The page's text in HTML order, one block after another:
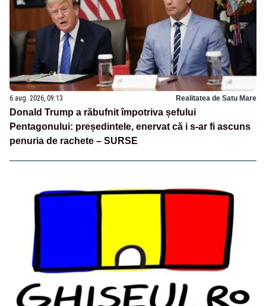
6 aug. 2026, 09:13 Realitatea de Satu Mare
Donald Trump a răbufnit împotriva șefului
Pentagonului: președintele, enervat că i s-ar fi ascuns
penuria de rachete – SURSE